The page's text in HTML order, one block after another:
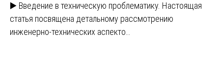
▶️ Введение в техническую проблематику. Настоящая
статья посвящена детальному рассмотрению
инженерно-технических аспекто…